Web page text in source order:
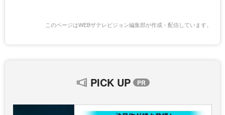
このページはWEBザテレビジョン編集部が作成・配信しています。
PICK UP